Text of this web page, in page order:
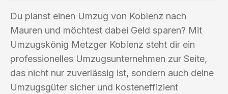
Du planst einen Umzug von Koblenz nach
Mauren und möchtest dabei Geld sparen? Mit
Umzugskönig Metzger Koblenz steht dir ein
professionelles Umzugsunternehmen zur Seite,
das nicht nur zuverlässig ist, sondern auch deine
Umzugsgüter sicher und kosteneffizient